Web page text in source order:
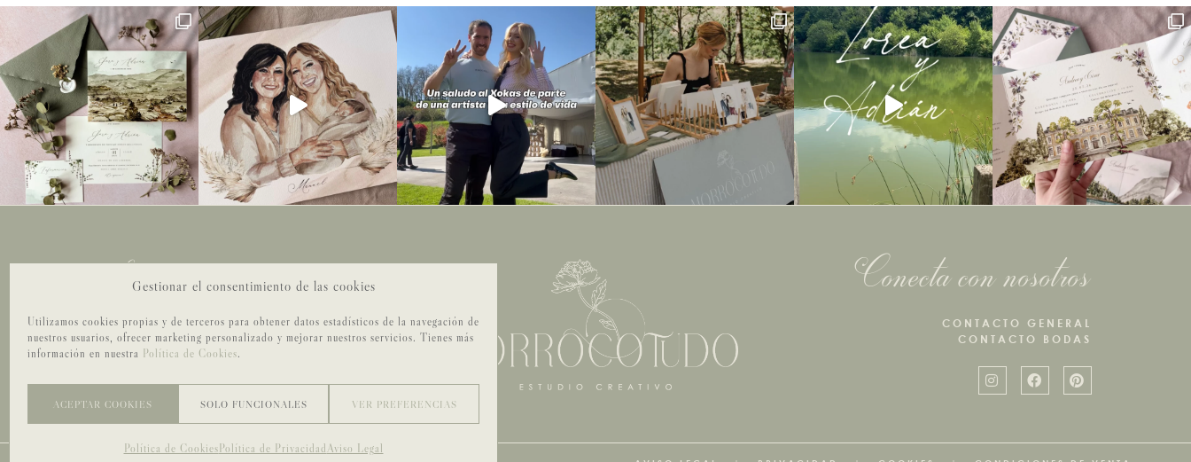
Gestionar el consentimiento de las cookies
Utilizamos cookies propias y de terceros para obtener datos estadísticos de la navegación de
nuestros usuarios, ofrecer marketing personalizado y mejorar nuestros servicios. Tienes más
información en nuestra
Política de Cookies.
ACEPTAR COOKIES SOLO FUNCIONALES VER PREFERENCIAS
Política de Cookies Política de Privacidad Aviso Legal
Sueña en grande
INVITACIONES
LÁMINAS
Conecta con nosotros
CONTACTO GENERAL
CONTACTO BODAS